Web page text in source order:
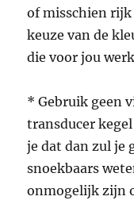
of misschien rijk
keuze van de
die voor jou
* Gebruik geen
transducer
je dat dan zul je
snoekbaars
onmogelijk zijn